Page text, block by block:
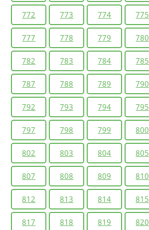
772 773 774 775
777 778 779 780
782 783 784 785
787 788 789 790
792 793 794 795
797 798 799 800
802 803 804 805
807 808 809 810
812 813 814 815
817 818 819 820